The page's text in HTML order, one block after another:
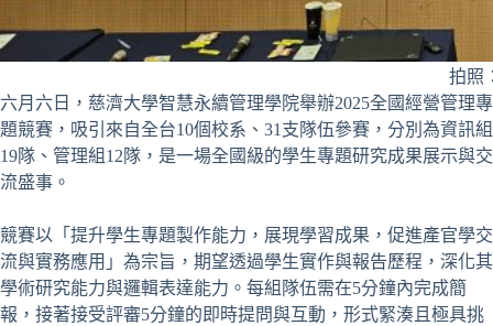
拍照
六月六日，慈濟大學智慧永續管理學院舉辦2025全國經營管理專
題競賽，吸引來自全台10個校系、31支隊伍參賽，分別為資訊組
19隊、管理組12隊，是一場全國級的學生專題研究成果展示與交
流盛事。
競賽以「提升學生專題製作能力，展現學習成果，促進產官學交
流與實務應用」為宗旨，期望透過學生實作與報告歷程，深化其
學術研究能力與邏輯表達能力。每組隊伍需在5分鐘內完成簡
報，接著接受評審5分鐘的即時提問與互動，形式緊湊且極具挑